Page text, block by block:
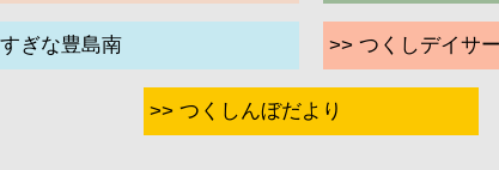
ぎな豊島南 >> つくしデイサ
>> つくしんぼだより